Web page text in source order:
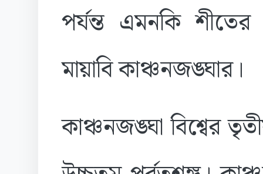
পর্যন্ত এমনকি
মায়াবি কাঞ্চনজঙ্ঘার।
কাঞ্চনজঙ্ঘা বিশ্বের